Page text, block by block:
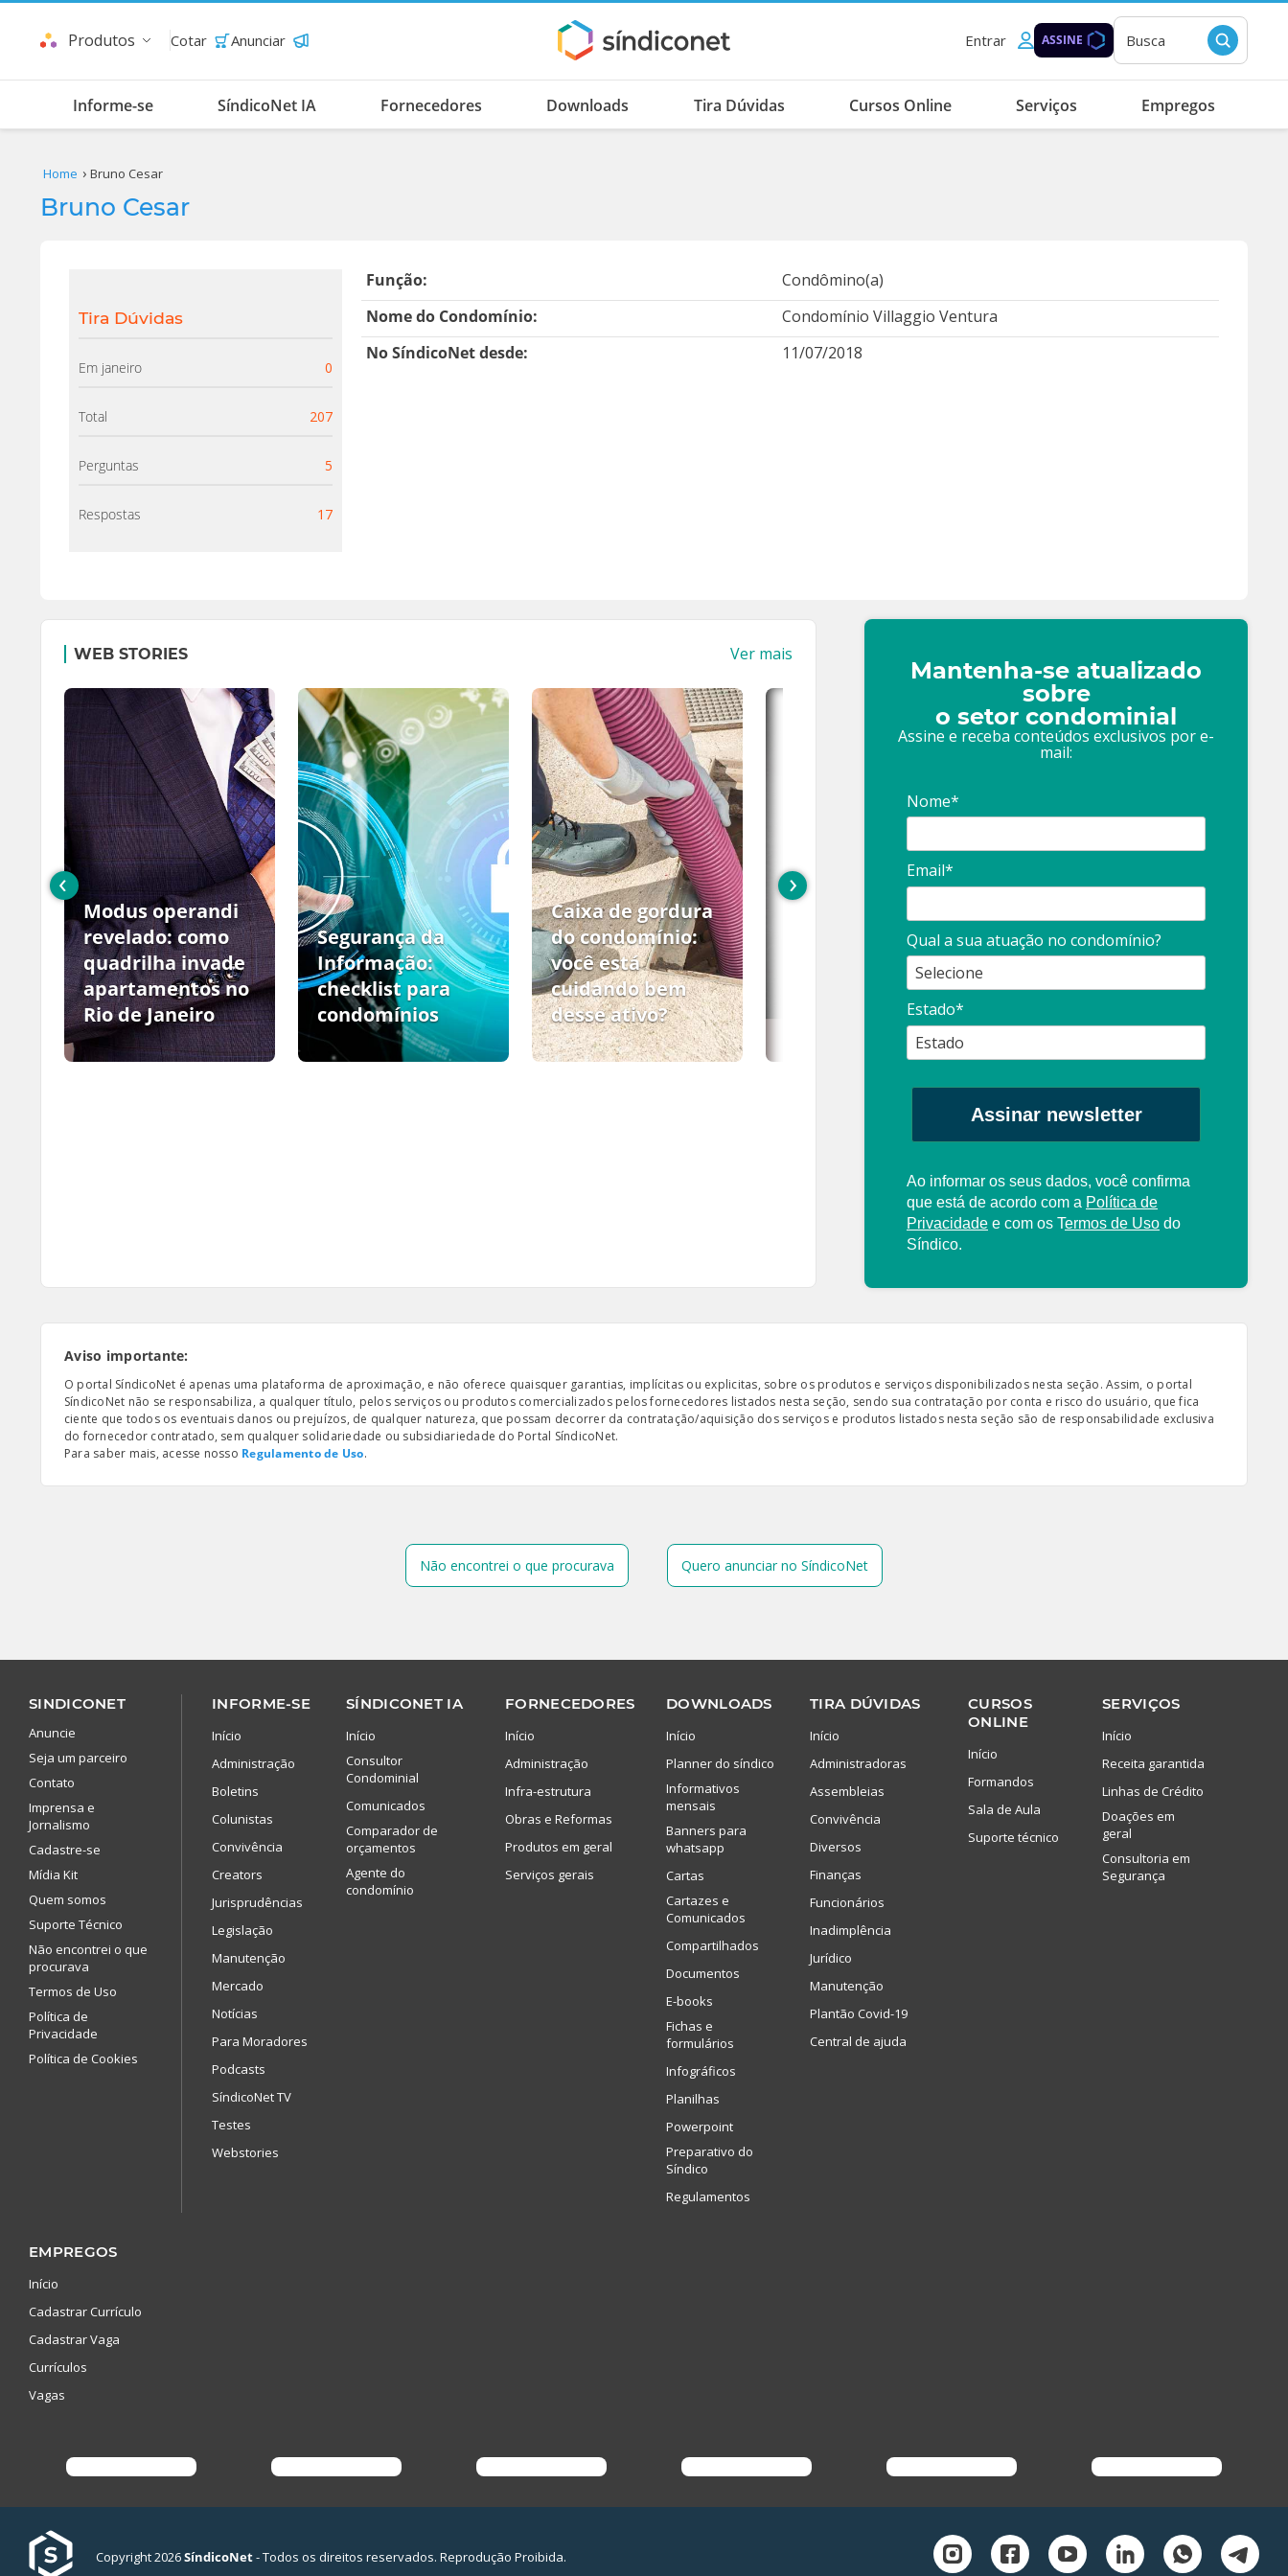
Produtos Cotar Anunciar Entrar ASSINE Busca
Informe-se SíndicoNet IA Fornecedores Downloads Tira Dúvidas Cursos Online Serviços Empregos
Home Bruno Cesar
Bruno Cesar
Tira Dúvidas
Em janeiro 0
Total 207
Perguntas 5
Respostas 17
Função:
Condômino(a)
Nome do Condomínio:
Condomínio Villaggio Ventura
No SíndicoNet desde:
11/07/2018
WEB STORIES Ver mais
Modus operandi
revelado: como
quadrilha invade
apartamentos no
Rio de Janeiro
Segurança da
Informação:
checklist para
condomínios
Caixa de gordura
do condomínio:
você está
cuidando bem
desse ativo?
PCMSO: O que é?
profissional:
cuidado com as
propagandas
‹ ›
Mantenha-se atualizado
sobre
o setor condominial
Assine e receba conteúdos exclusivos por e-
mail:
Nome*
Email*
Qual a sua atuação no condomínio?
Estado*
Assinar newsletter
Ao informar os seus dados, você confirma
que está de acordo com a Política de
Privacidade e com os Termos de Uso do
Síndico.
Aviso importante:
O portal SíndicoNet é apenas uma plataforma de aproximação, e não oferece quaisquer garantias, implícitas ou explicitas, sobre os produtos e serviços disponibilizados nesta seção. Assim, o portal
SíndicoNet não se responsabiliza, a qualquer título, pelos serviços ou produtos comercializados pelos fornecedores listados nesta seção, sendo sua contratação por conta e risco do usuário, que fica
ciente que todos os eventuais danos ou prejuízos, de qualquer natureza, que possam decorrer da contratação/aquisição dos serviços e produtos listados nesta seção são de responsabilidade exclusiva
do fornecedor contratado, sem qualquer solidariedade ou subsidiariedade do Portal SíndicoNet.
Para saber mais, acesse nosso Regulamento de Uso.
Não encontrei o que procurava Quero anunciar no SíndicoNet
SINDICONET
Anuncie
Seja um parceiro
Contato
Imprensa e
Jornalismo
Cadastre-se
Mídia Kit
Quem somos
Suporte Técnico
Não encontrei o que
procurava
Termos de Uso
Política de
Privacidade
Política de Cookies
INFORME-SE
Início
Administração
Boletins
Colunistas
Convivência
Creators
Jurisprudências
Legislação
Manutenção
Mercado
Notícias
Para Moradores
Podcasts
SíndicoNet TV
Testes
Webstories
SÍNDICONET IA
Início
Consultor
Condominial
Comunicados
Comparador de
orçamentos
Agente do
condomínio
FORNECEDORES
Início
Administração
Infra-estrutura
Obras e Reformas
Produtos em geral
Serviços gerais
DOWNLOADS
Início
Planner do síndico
Informativos
mensais
Banners para
whatsapp
Cartas
Cartazes e
Comunicados
Compartilhados
Documentos
E-books
Fichas e
formulários
Infográficos
Planilhas
Powerpoint
Preparativo do
Síndico
Regulamentos
TIRA DÚVIDAS
Início
Administradoras
Assembleias
Convivência
Diversos
Finanças
Funcionários
Inadimplência
Jurídico
Manutenção
Plantão Covid-19
Central de ajuda
CURSOS
ONLINE
Início
Formandos
Sala de Aula
Suporte técnico
SERVIÇOS
Início
Receita garantida
Linhas de Crédito
Doações em
geral
Consultoria em
Segurança
EMPREGOS
Início
Cadastrar Currículo
Cadastrar Vaga
Currículos
Vagas
Copyright 2026SíndicoNet- Todos os direitos reservados. Reprodução Proibida.